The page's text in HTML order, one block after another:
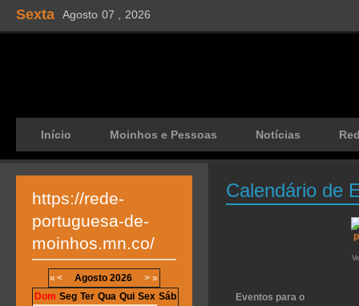
Sexta Agosto 07 , 2026
Início Moinhos e Pessoas Notícias
Calendário de
Eventos para o
https://rede-
portuguesa-de-
moinhos.mn.co/
« < Agosto 2026 > »
Dom Seg Ter Qua Qui Sex Sáb